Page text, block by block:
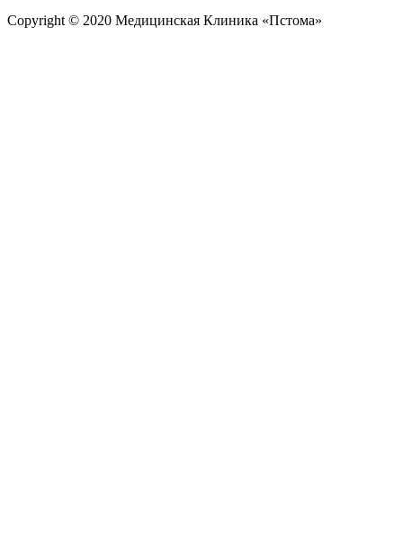
Copyright © 2020 Медицинская Клиника «Пстома»